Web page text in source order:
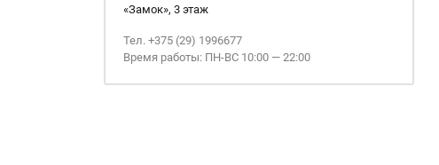
«Замок», 3 этаж
Тел. +375 (29) 1996677
Время работы: ПН-ВС 10:00 — 22:00